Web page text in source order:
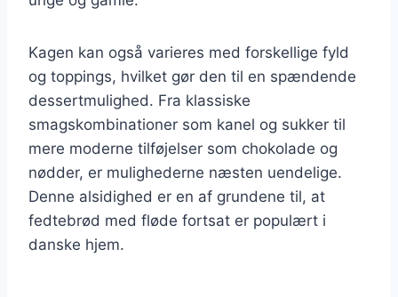
Kagen kan også varieres med forskellige fyld
og toppings, hvilket gør den til en spændende
dessertmulighed. Fra klassiske
smagskombinationer som kanel og sukker til
mere moderne tilføjelser som chokolade og
nødder, er mulighederne næsten uendelige.
Denne alsidighed er en af grundene til, at
fedtebrød med fløde fortsat er populært i
danske hjem.